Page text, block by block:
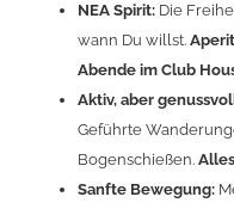
NEA Spirit: Die
wann Du willst.
Abende im Club
Aktiv, aber
Geführte
Bogenschießen.
Sanfte Bewegung: